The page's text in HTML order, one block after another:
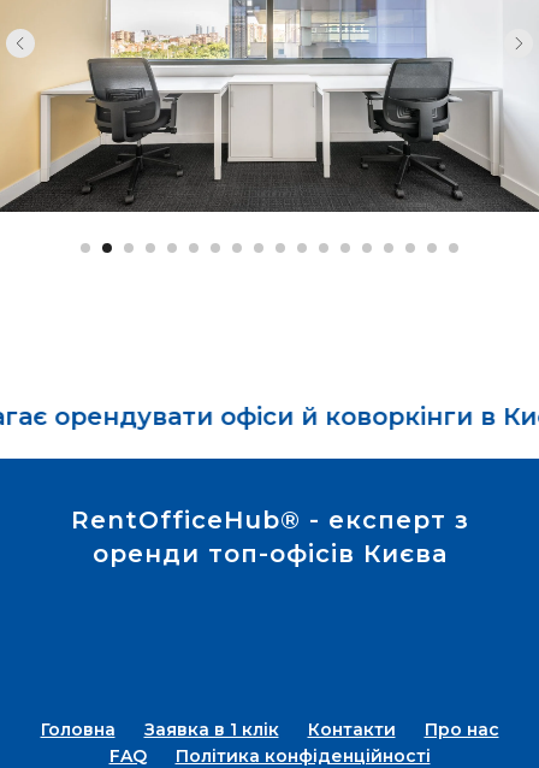
офіси й коворкінги в Києві з
RentOfficeHub® - експерт з
оренди топ-офісів Києва
Головна Заявка в 1 клік Контакти
Про нас
FAQ
Політика конфіденційності